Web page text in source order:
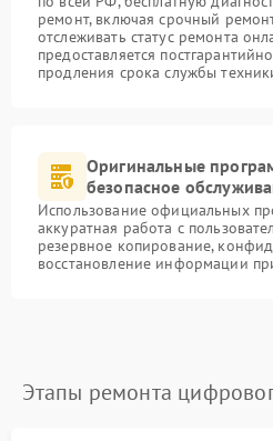
ремонт, включая срочный
отслеживать статус ремонта
предоставляется
продления срока службы
Оригинальные
безопасное
Использование официальных
аккуратная работа с
резервное копирование,
восстановление информации
Этапы ремонта